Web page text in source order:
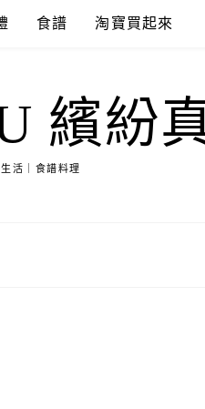
食譜 淘寶買起來
繽紛
活｜食譜料理